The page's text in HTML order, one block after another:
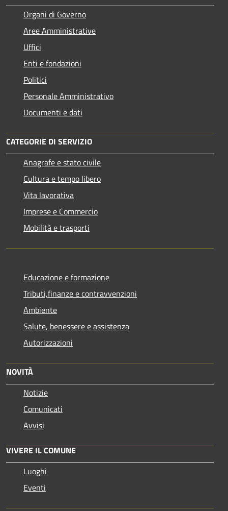
Organi di Governo
Aree Amministrative
Uffici
Enti e fondazioni
Politici
Personale Amministrativo
Documenti e dati
CATEGORIE DI SERVIZIO
Anagrafe e stato civile
Cultura e tempo libero
Vita lavorativa
Imprese e Commercio
Mobilità e trasporti
Educazione e formazione
Tributi,finanze e contravvenzioni
Ambiente
Salute, benessere e assistenza
Autorizzazioni
NOVITÀ
Notizie
Comunicati
Avvisi
VIVERE IL COMUNE
Luoghi
Eventi